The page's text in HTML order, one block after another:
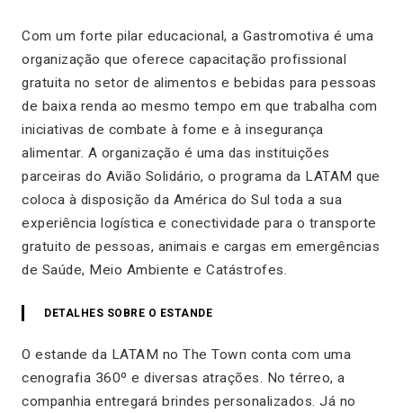
Com um forte pilar educacional, a Gastromotiva é uma
organização que oferece capacitação profissional
gratuita no setor de alimentos e bebidas para pessoas
de baixa renda ao mesmo tempo em que trabalha com
iniciativas de combate à fome e à insegurança
alimentar. A organização é uma das instituições
parceiras do Avião Solidário, o programa da LATAM que
coloca à disposição da América do Sul toda a sua
experiência logística e conectividade para o transporte
gratuito de pessoas, animais e cargas em emergências
de Saúde, Meio Ambiente e Catástrofes.
DETALHES SOBRE O ESTANDE
O estande da LATAM no The Town conta com uma
cenografia 360º e diversas atrações. No térreo, a
companhia entregará brindes personalizados. Já no